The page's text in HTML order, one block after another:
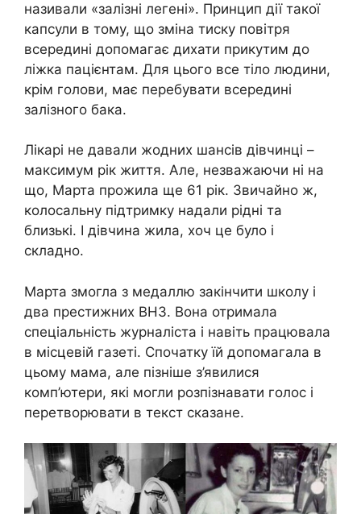
називали «залізні легені». Принцип дії такої
капсули в тому, що зміна тиску повітря
всередині допомагає дихати прикутим до
ліжка пацієнтам. Для цього все тіло людини,
крім голови, має перебувати всередині
залізного бака.
Лікарі не давали жодних шансів дівчинці –
максимум рік життя. Але, незважаючи ні на
що, Марта прожила ще 61 рік. Звичайно ж,
колосальну підтримку надали рідні та
близькі. І дівчина жила, хоч це було і
складно.
Марта змогла з медаллю закінчити школу і
два престижних ВНЗ. Вона отримала
спеціальність журналіста і навіть працювала
в місцевій газеті. Спочатку їй допомагала в
цьому мама, але пізніше з’явилися
комп’ютери, які могли розпізнавати голос і
перетворювати в текст сказане.